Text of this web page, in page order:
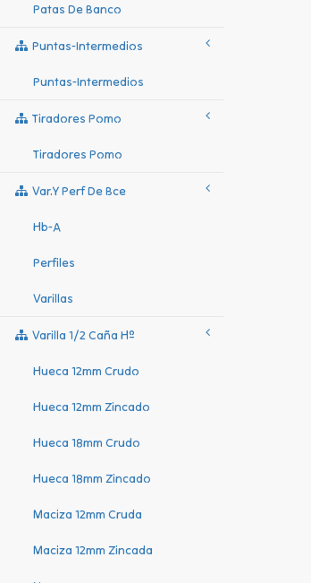
Patas De Banco
Puntas-Intermedios
Puntas-Intermedios
Tiradores Pomo
Tiradores Pomo
Var.y Perf De Bce
Hb-A
Perfiles
Varillas
Varilla 1/2 Caña Hº
Hueca 12mm Crudo
Hueca 12mm Zincado
Hueca 18mm Crudo
Hueca 18mm Zincado
Maciza 12mm Cruda
Maciza 12mm Zincada